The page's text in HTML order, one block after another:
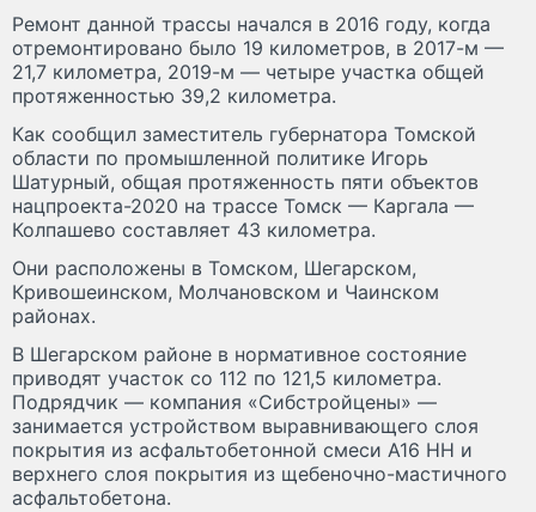
Ремонт данной трассы начался в 2016 году, когда
отремонтировано было 19 километров, в 2017-м —
21,7 километра, 2019-м — четыре участка общей
протяженностью 39,2 километра.
Как сообщил заместитель губернатора Томской
области по промышленной политике Игорь
Шатурный, общая протяженность пяти объектов
нацпроекта-2020 на трассе Томск — Каргала —
Колпашево составляет 43 километра.
Они расположены в Томском, Шегарском,
Кривошеинском, Молчановском и Чаинском
районах.
В Шегарском районе в нормативное состояние
приводят участок со 112 по 121,5 километра.
Подрядчик — компания «Сибстройцены» —
занимается устройством выравнивающего слоя
покрытия из асфальтобетонной смеси А16 НН и
верхнего слоя покрытия из щебеночно-мастичного
асфальтобетона.